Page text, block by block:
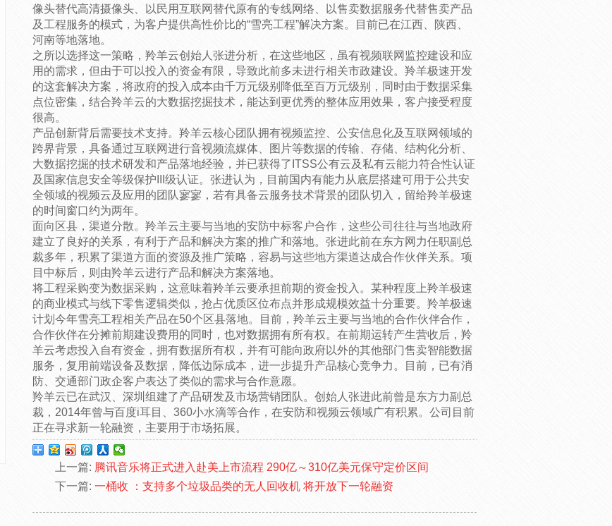
像头替代高清摄像头、以民用互联网替代原有的专线网络、以售卖数据服务代替售卖产品
及工程服务的模式，为客户提供高性价比的“雪亮工程”解决方案。目前已在江西、陕西、
河南等地落地。
之所以选择这一策略，羚羊云创始人张进分析，在这些地区，虽有视频联网监控建设和应
用的需求，但由于可以投入的资金有限，导致此前多未进行相关市政建设。羚羊极速开发
的这套解决方案，将政府的投入成本由千万元级别降低至百万元级别，同时由于数据采集
点位密集，结合羚羊云的大数据挖掘技术，能达到更优秀的整体应用效果，客户接受程度
很高。
产品创新背后需要技术支持。羚羊云核心团队拥有视频监控、公安信息化及互联网领域的
跨界背景，具备通过互联网进行音视频流媒体、图片等数据的传输、存储、结构化分析、
大数据挖掘的技术研发和产品落地经验，并已获得了ITSS公有云及私有云能力符合性认证
及国家信息安全等级保护III级认证。张进认为，目前国内有能力从底层搭建可用于公共安
全领域的视频云及应用的团队寥寥，若有具备云服务技术背景的团队切入，留给羚羊极速
的时间窗口约为两年。
面向区县，渠道分散。羚羊云主要与当地的安防中标客户合作，这些公司往往与当地政府
建立了良好的关系，有利于产品和解决方案的推广和落地。张进此前在东方网力任职副总
裁多年，积累了渠道方面的资源及推广策略，容易与这些地方渠道达成合作伙伴关系。项
目中标后，则由羚羊云进行产品和解决方案落地。
将工程采购变为数据采购，这意味着羚羊云要承担前期的资金投入。某种程度上羚羊极速
的商业模式与线下零售逻辑类似，抢占优质区位布点并形成规模效益十分重要。羚羊极速
计划今年雪亮工程相关产品在50个区县落地。目前，羚羊云主要与当地的合作伙伴合作，
合作伙伴在分摊前期建设费用的同时，也对数据拥有所有权。在前期运转产生营收后，羚
羊云考虑投入自有资金，拥有数据所有权，并有可能向政府以外的其他部门售卖智能数据
服务，复用前端设备及数据，降低边际成本，进一步提升产品核心竞争力。目前，已有消
防、交通部门政企客户表达了类似的需求与合作意愿。
羚羊云已在武汉、深圳组建了产品研发及市场营销团队。创始人张进此前曾是东方力副总
裁，2014年曾与百度i耳目、360小水滴等合作，在安防和视频云领域广有积累。公司目前
正在寻求新一轮融资，主要用于市场拓展。
上一篇: 腾讯音乐将正式进入赴美上市流程 290亿～310亿美元保守定价区间
下一篇: 一桶收 ：支持多个垃圾品类的无人回收机 将开放下一轮融资